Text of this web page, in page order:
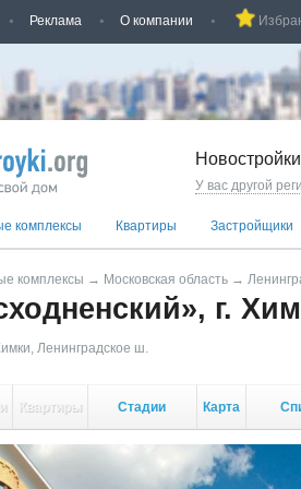
Реклама О компании
У вас другой
комплексы Квартиры Застройщики
комплексы → Московская область →
г.
, Ленинградское ш.
Квартиры Стадии Карта